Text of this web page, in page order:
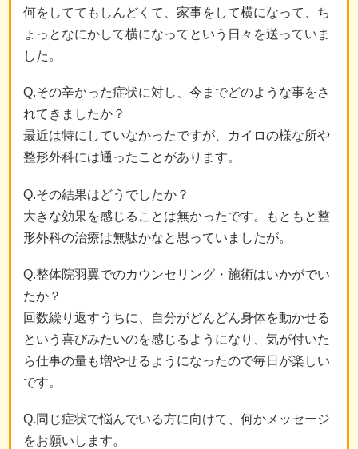
何をしててもしんどくて、家事をして横になって、ち
ょっとなにかして横になってという日々を送っていま
した。
Q.その辛かった症状に対し、今までどのような事をさ
れてきましたか？
最近は特にしていなかったですが、カイロの様な所や
整形外科には通ったことがあります。
Q.その結果はどうでしたか？
大きな効果を感じることは無かったです。もともと整
形外科の治療は無駄かなと思っていましたが。
Q.整体院羽翼でのカウンセリング・施術はいかがでい
たか？
回数繰り返すうちに、自分がどんどん身体を動かせる
という喜びみたいのを感じるようになり、気が付いた
ら仕事の量も増やせるようになったので毎日が楽しい
です。
Q.同じ症状で悩んでいる方に向けて、何かメッセージ
をお願いします。